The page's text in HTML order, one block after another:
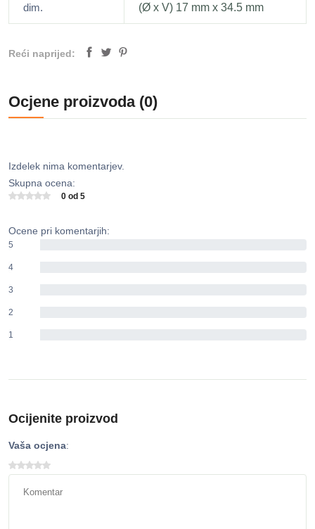
dim. (Ø x V) 17 mm x 34.5 mm
Reći naprijed:
Ocjene proizvoda (0)
Izdelek nima komentarjev.
Skupna ocena:
0 od 5
Ocene pri komentarjih:
5
4
3
2
1
Ocijenite proizvod
Vaša ocjena: